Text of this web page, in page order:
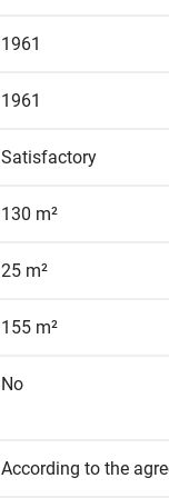
1961
1961
Satisfactory
130 m²
25 m²
155 m²
No
According to the